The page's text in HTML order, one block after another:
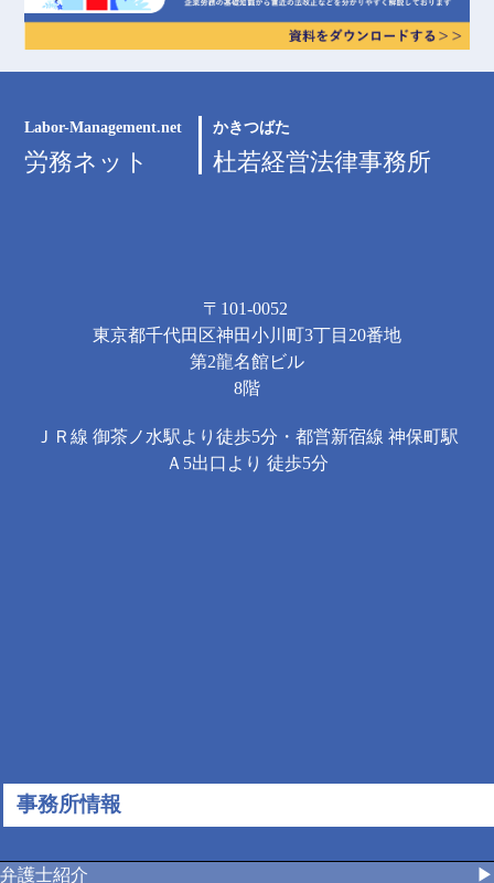
Labor-Management.net
労務ネット
かきつばた
杜若経営法律事務所
〒101-0052
東京都千代田区神田小川町3丁目20番地
第2龍名館ビル
8階
ＪＲ線 御茶ノ水駅より徒歩5分・都営新宿線 神保町駅
Ａ5出口より 徒歩5分
事務所情報
弁護士紹介 ▶︎